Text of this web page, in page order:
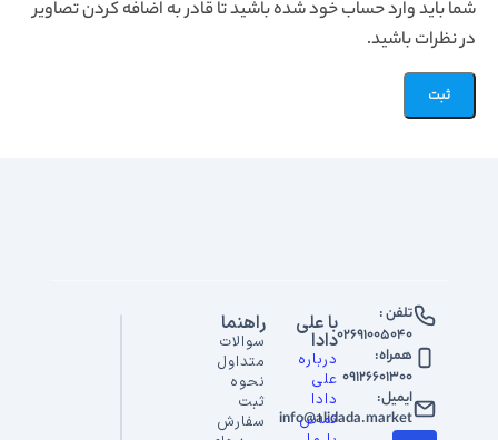
شما باید وارد حساب خود شده باشید تا قادر به اضافه کردن تصاویر
در نظرات باشید.
تلفن :
02691005040
همراه:
09126601300
ایمیل:
info@alidada.market
با علی
دادا
درباره
علی
دادا
تماس
راهنما
سوالات
متداول
نحوه
ثبت
سفارش